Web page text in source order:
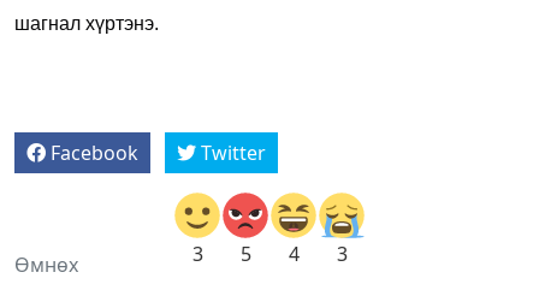
шагнал хүртэнэ.
Facebook Twitter
3 5 4 3
Өмнөх